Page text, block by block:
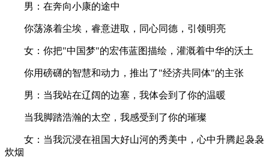
男：在奔向小康的途中
你荡涤着尘埃，睿意进取，同心同德，引领明亮
女：你把"中国梦"的宏伟蓝图描绘，灌溉着中华的沃土
你用磅礴的智慧和动力，推出了"经济共同体"的主张
男：当我站在辽阔的边塞，我体会到了你的温暖
当我脚踏浩瀚的太空，我感受到了你的璀璨
女：当我沉浸在祖国大好山河的秀美中，心中升腾起袅袅
炊烟